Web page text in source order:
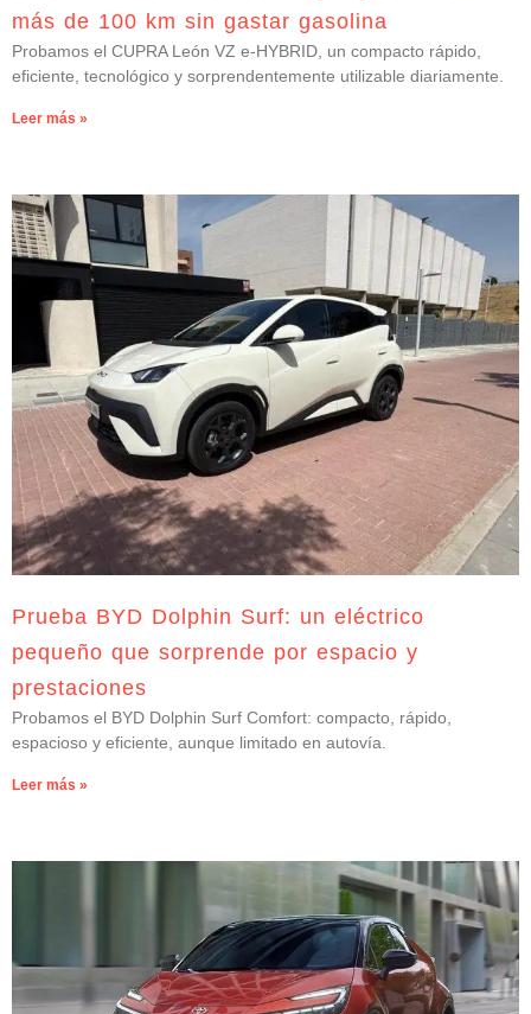
más de 100 km sin gastar gasolina
Probamos el CUPRA León VZ e-HYBRID, un compacto rápido,
eficiente, tecnológico y sorprendentemente utilizable diariamente.
Leer más »
Prueba BYD Dolphin Surf: un eléctrico
pequeño que sorprende por espacio y
prestaciones
Probamos el BYD Dolphin Surf Comfort: compacto, rápido,
espacioso y eficiente, aunque limitado en autovía.
Leer más »